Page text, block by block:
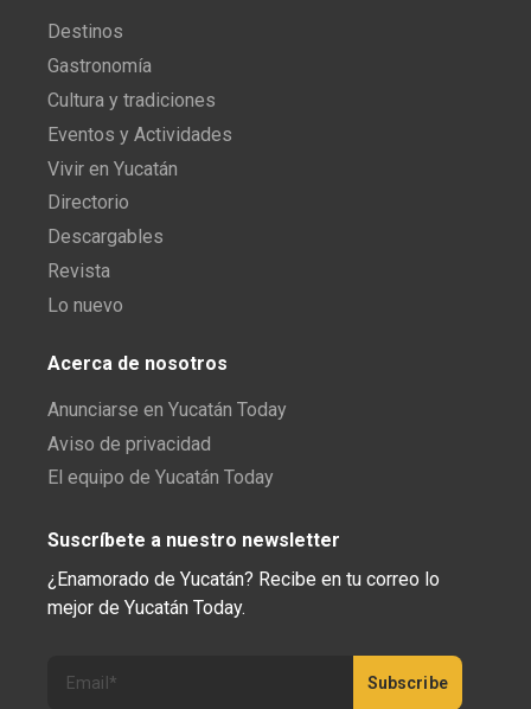
Destinos
Gastronomía
Cultura y tradiciones
Eventos y Actividades
Vivir en Yucatán
Directorio
Descargables
Revista
Lo nuevo
Acerca de nosotros
Anunciarse en Yucatán Today
Aviso de privacidad
El equipo de Yucatán Today
Suscríbete a nuestro newsletter
¿Enamorado de Yucatán? Recibe en tu correo lo
mejor de Yucatán Today.